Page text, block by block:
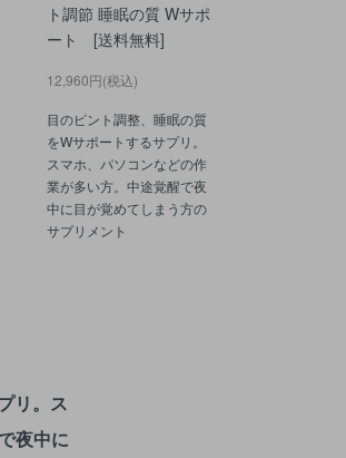
リ。ス
夜中に
ト調節 睡眠の質 Wサポ
ート [送料無料]
12,960円(税込)
目のピント調整、睡眠の質
をWサポートするサプリ。
スマホ、パソコンなどの作
業が多い方。中途覚醒で夜
中に目が覚めてしまう方の
サプリメント